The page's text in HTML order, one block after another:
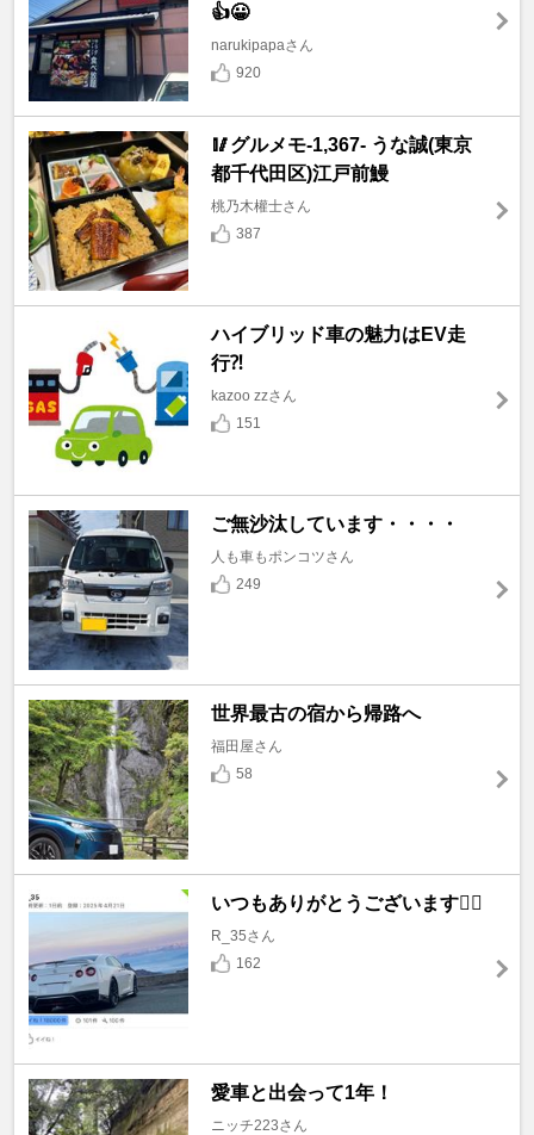
👍😀
narukipapaさん
920
🥢グルメモ-1,367- うな誠(東京
都千代田区)江戸前鰻
桃乃木權士さん
387
ハイブリッド車の魅力はEV走
行⁈
kazoo zzさん
151
ご無沙汰しています・・・・
人も車もポンコツさん
249
世界最古の宿から帰路へ
福田屋さん
58
いつもありがとうございます🙇‍♂️
R_35さん
162
愛車と出会って1年！
ニッチ223さん